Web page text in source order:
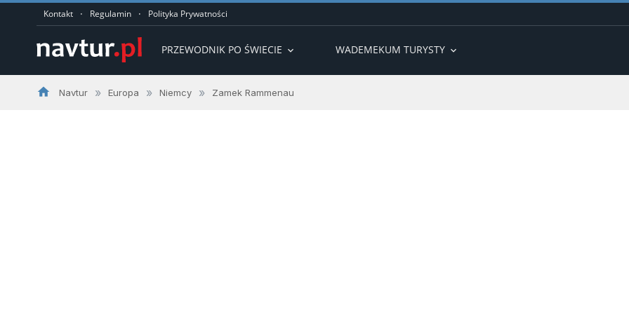
Kontakt · Regulamin · Polityka Prywatności
PRZEWODNIK PO ŚWIECIE expand_more WADEMEKUM TURYSTY expand_more
home Navtur » Europa » Niemcy » Zamek Rammenau